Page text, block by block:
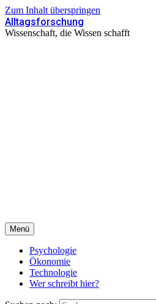
Zum Inhalt überspringen
Alltagsforschung
Wissenschaft, die Wissen schafft
Menü
Psychologie
Ökonomie
Technologie
Wer schreibt hier?